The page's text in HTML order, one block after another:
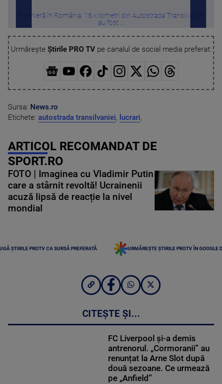
Premieră în România. 16 kilometri din Autostrada Transilvaniei
au fost ...
Urmărește Știrile PRO TVpe canalul de social media preferat:
Sursa: News.ro
Etichete: autostrada transilvaniei, lucrari,
ARTICOL RECOMANDAT DE
SPORT.RO
FOTO | Imaginea cu Vladimir Putin
care a stârnit revoltă! Ucrainenii
acuză lipsă de reacție la nivel
mondial
ȘTIRILE PROTV CA SURSĂ PREFERATĂ URMĂREȘTE ȘTIRILE PROTV ÎN GOOGLE
CITEȘTE ȘI...
FC Liverpool și-a demis
antrenorul. „Cormoranii” au
renunțat la Arne Slot după
două sezoane. Ce urmează
pe „Anfield”